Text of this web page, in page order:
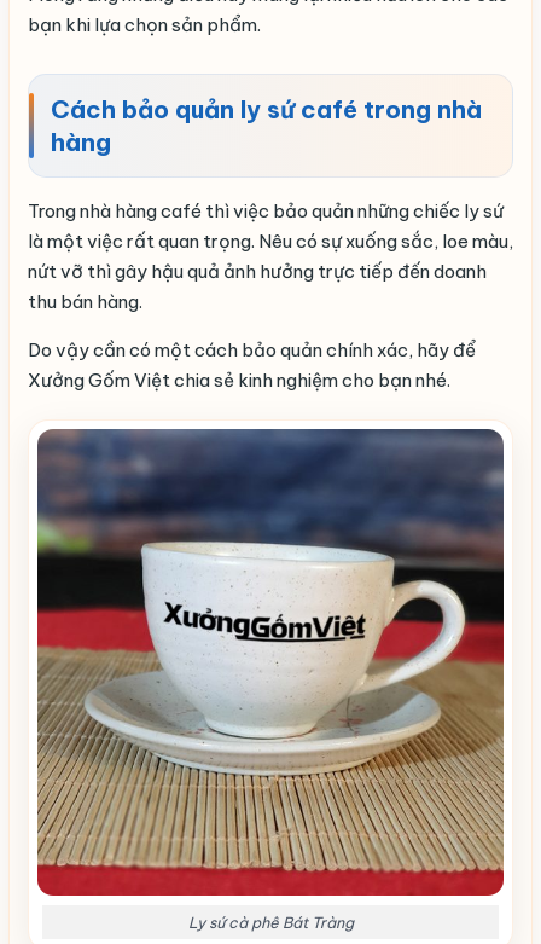
bạn khi lựa chọn sản phẩm.
Cách bảo quản ly sứ café trong nhà
hàng
Trong nhà hàng café thì việc bảo quản những chiếc ly sứ
là một việc rất quan trọng. Nêu có sự xuống sắc, loe màu,
nứt vỡ thì gây hậu quả ảnh hưởng trực tiếp đến doanh
thu bán hàng.
Do vậy cần có một cách bảo quản chính xác, hãy để
Xưởng Gốm Việt chia sẻ kinh nghiệm cho bạn nhé.
Ly sứ cà phê Bát Tràng